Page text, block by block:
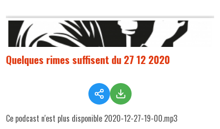
Quelques rimes suffisent du 27 12 2020
Ce podcast n'est plus disponible 2020-12-27-19-00.mp3